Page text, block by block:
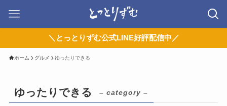
＼とっとりずむ公式LINE好評配信中／
ホーム グルメ ゆったりできる
ゆったりできる – category –